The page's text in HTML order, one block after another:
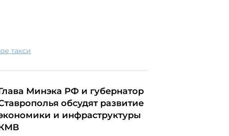
такси
Минэка РФ и губернатор
обсудят развитие
и инфраструктуры